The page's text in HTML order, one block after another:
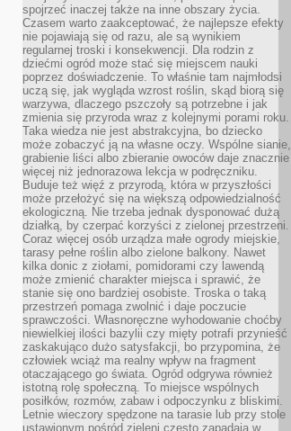
spojrzeć inaczej także na inne obszary życia.
Czasem warto zaakceptować, że najlepsze efekty
nie pojawiają się od razu, ale są wynikiem
regularnej troski i konsekwencji. Dla rodzin z
dziećmi ogród może stać się miejscem nauki
poprzez doświadczenie. To właśnie tam najmłodsi
uczą się, jak wygląda wzrost roślin, skąd biorą się
warzywa, dlaczego pszczoły są potrzebne i jak
zmienia się przyroda wraz z kolejnymi porami roku.
Taka wiedza nie jest abstrakcyjna, bo dziecko
może zobaczyć ją na własne oczy. Wspólne sianie,
grabienie liści albo zbieranie owoców daje znacznie
więcej niż jednorazowa lekcja w podręczniku.
Buduje też więź z przyrodą, która w przyszłości
może przełożyć się na większą odpowiedzialność
ekologiczną. Nie trzeba jednak dysponować dużą
działką, by czerpać korzyści z zielonej przestrzeni.
Coraz więcej osób urządza małe ogrody miejskie,
tarasy pełne roślin albo zielone balkony. Nawet
kilka donic z ziołami, pomidorami czy lawendą
może zmienić charakter miejsca i sprawić, że
stanie się ono bardziej osobiste. Troska o taką
przestrzeń pomaga zwolnić i daje poczucie
sprawczości. Własnoręczne wyhodowanie choćby
niewielkiej ilości bazylii czy mięty potrafi przynieść
zaskakująco dużo satysfakcji, bo przypomina, że
człowiek wciąż ma realny wpływ na fragment
otaczającego go świata. Ogród odgrywa również
istotną rolę społeczną. To miejsce wspólnych
posiłków, rozmów, zabaw i odpoczynku z bliskimi.
Letnie wieczory spędzone na tarasie lub przy stole
ustawionym pośród zieleni często zapadają w